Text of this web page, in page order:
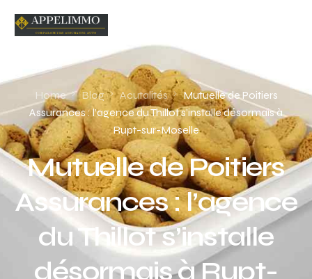
Home Blog Acutalités
Mutuelle de Poitiers
Assurances : l’agence du Thillot s’installe désormais à
Rupt-sur-Moselle
Mutuelle de Poitiers
Assurances : l’agence
du Thillot s’installe
désormais à Rupt-